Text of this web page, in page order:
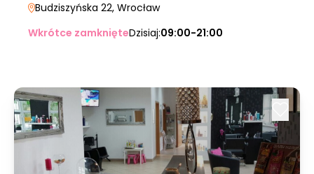
Budziszyńska 22, Wrocław
Wkrótce zamknięteDzisiaj:09:00-21:00